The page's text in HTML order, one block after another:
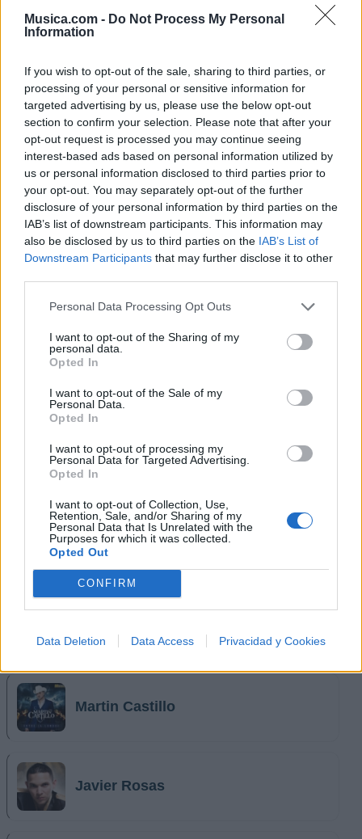
Musica.com - Do Not Process My Personal
Information
If you wish to opt-out of the sale, sharing to third parties, or
processing of your personal or sensitive information for
targeted advertising by us, please use the below opt-out
section to confirm your selection. Please note that after your
opt-out request is processed you may continue seeing
interest-based ads based on personal information utilized by
us or personal information disclosed to third parties prior to
your opt-out. You may separately opt-out of the further
disclosure of your personal information by third parties on the
IAB’s list of downstream participants. This information may
also be disclosed by us to third parties on the IAB’s List of
Downstream Participants that may further disclose it to other
Personal Data Processing Opt Outs
I want to opt-out of the Sharing of my
personal data.
Opted In
I want to opt-out of the Sale of my
Personal Data.
Opted In
I want to opt-out of processing my
Personal Data for Targeted Advertising.
Opted In
I want to opt-out of Collection, Use,
Retention, Sale, and/or Sharing of my
Personal Data that Is Unrelated with the
Purposes for which it was collected.
Opted Out
CONFIRM
Data Deletion Data Access Privacidad y Cookies
¿Apoyar a Maximo Grado?
Ranking de Maximo Grado TOP Música
Música Relacionada
Gerardo Ortiz
El Komander
Martin Castillo
Javier Rosas